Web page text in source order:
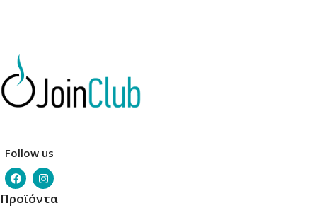
Follow us
Προϊόντα